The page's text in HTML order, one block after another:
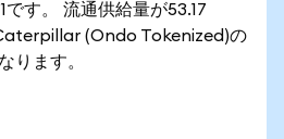
す。 流通供給量が53.17
(Ondo Tokenized)の
ります。